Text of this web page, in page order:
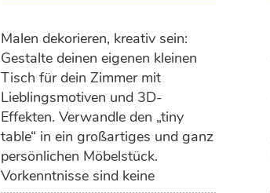
Malen dekorieren, kreativ sein:
Gestalte deinen eigenen kleinen
Tisch für dein Zimmer mit
Lieblingsmotiven und 3D-
Effekten. Verwandle den „tiny
table“ in ein großartiges und ganz
persönlichen Möbelstück.
Vorkenntnisse sind keine